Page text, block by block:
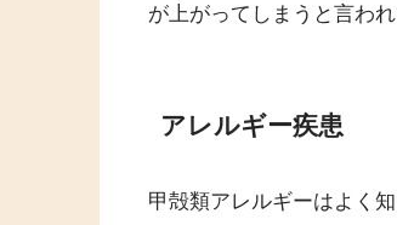
が上がってしまうと言われ
アレルギー疾患
甲殻類アレルギーはよく